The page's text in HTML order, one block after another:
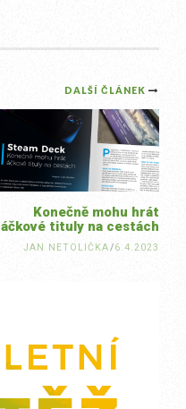
DALŠÍ ČLÁNEK
Konečně mohu hrát
áčkové tituly na cestách
JAN NETOLIČKA/6.4.2023